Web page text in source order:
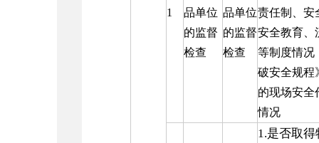
1
品单位
的监督
检查
品单位
的监督
检查
责任制、安
安全教育、
等制度情况
破安全规程
的现场安全
情况
1.是否取